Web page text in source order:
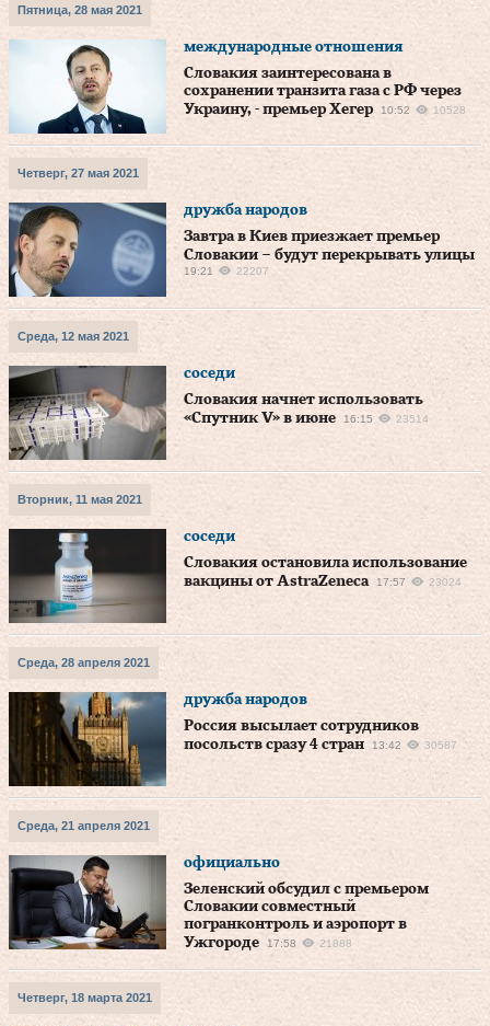
Пятница, 28 мая 2021
международные отношения
Словакия заинтересована в
сохранении транзита газа с РФ через
Украину, - премьер Хегер
10:52 10528
Четверг, 27 мая 2021
дружба народов
Завтра в Киев приезжает премьер
Словакии – будут перекрывать улицы
19:21 22207
Среда, 12 мая 2021
соседи
Словакия начнет использовать
«Спутник V» в июне
16:15 23514
Вторник, 11 мая 2021
соседи
Словакия остановила использование
вакцины от AstraZeneca
17:57 23024
Среда, 28 апреля 2021
дружба народов
Россия высылает сотрудников
посольств сразу 4 стран
13:42 30587
Среда, 21 апреля 2021
официально
Зеленский обсудил с премьером
Словакии совместный
погранконтроль и аэропорт в
Ужгороде
17:58 21888
Четверг, 18 марта 2021